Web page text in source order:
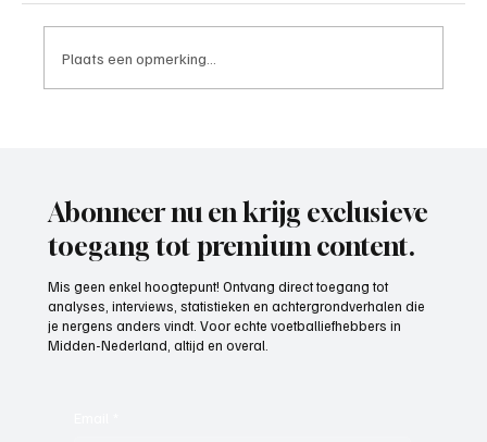
Plaats een opmerking...
Abonneer nu en krijg exclusieve
toegang tot premium content.
Mis geen enkel hoogtepunt! Ontvang direct toegang tot
analyses, interviews, statistieken en achtergrondverhalen die
je nergens anders vindt. Voor echte voetballiefhebbers in
Midden-Nederland, altijd en overal.